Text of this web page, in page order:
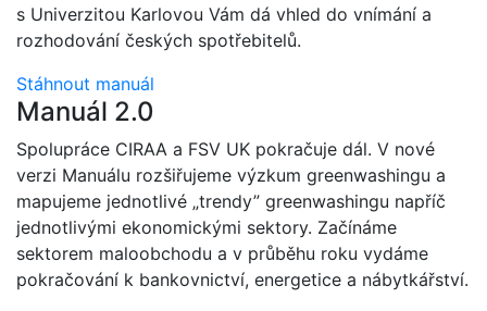
s Univerzitou Karlovou Vám dá vhled do vnímání a
rozhodování českých spotřebitelů.
Stáhnout manuál
Manuál 2.0
Spolupráce CIRAA a FSV UK pokračuje dál. V nové
verzi Manuálu rozšiřujeme výzkum greenwashingu a
mapujeme jednotlivé „trendy” greenwashingu napříč
jednotlivými ekonomickými sektory. Začínáme
sektorem maloobchodu a v průběhu roku vydáme
pokračování k bankovnictví, energetice a nábytkářství.